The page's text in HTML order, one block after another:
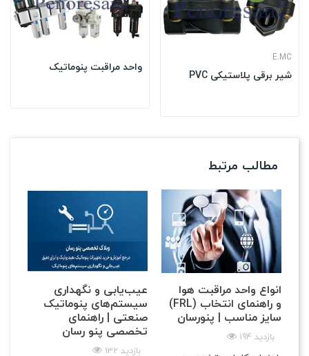
واحد مراقبت پنوماتیک
E.MC
شیر برقی پلاستیکی PVC
مطالب مرتبط
عیب‌یابی و نگهداری
سیستم‌های پنوماتیک
صنعتی | راهنمای
تخصصی پنو رسان
132 بازدید
انواع واحد مراقبت هوا
(FRL) و راهنمای انتخاب
سایز مناسب | پنو‌رسان
194 بازدید